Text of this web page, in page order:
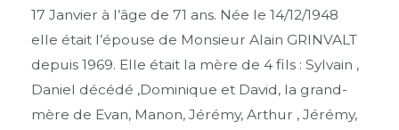
17 Janvier à l’âge de 71 ans. Née le 14/12/1948
elle était l’épouse de Monsieur Alain GRINVALT
depuis 1969. Elle était la mère de 4 fils : Sylvain ,
Daniel décédé ,Dominique et David, la grand-
mère de Evan, Manon, Jérémy, Arthur , Jérémy,